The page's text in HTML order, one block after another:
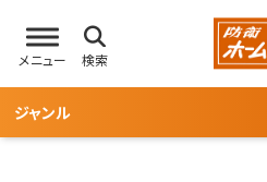
メニュー 検索
ジャンル